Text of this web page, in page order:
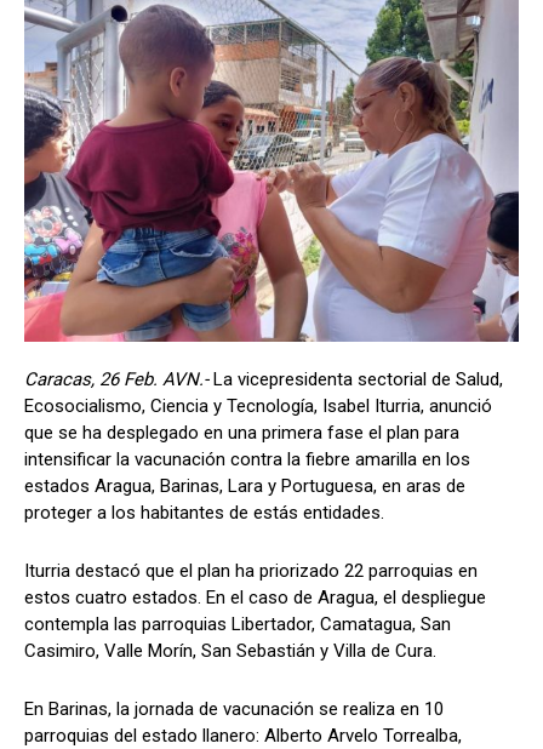
Caracas, 26 Feb. AVN.-La vicepresidenta sectorial de Salud,
Ecosocialismo, Ciencia y Tecnología, Isabel Iturria, anunció
que se ha desplegado en una primera fase el plan para
intensificar la vacunación contra la fiebre amarilla en los
estados Aragua, Barinas, Lara y Portuguesa, en aras de
proteger a los habitantes de estás entidades.
Iturria destacó que el plan ha priorizado 22 parroquias en
estos cuatro estados. En el caso de Aragua, el despliegue
contempla las parroquias Libertador, Camatagua, San
Casimiro, Valle Morín, San Sebastián y Villa de Cura.
En Barinas, la jornada de vacunación se realiza en 10
parroquias del estado llanero: Alberto Arvelo Torrealba,